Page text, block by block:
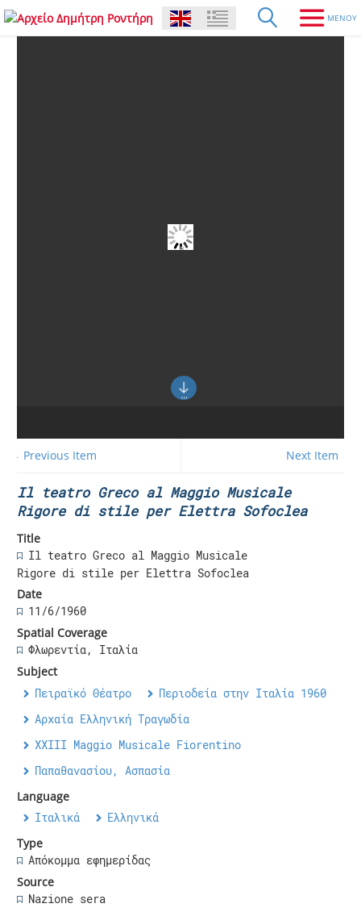
← Previous Item Next Item →
Il teatro Greco al Maggio Musicale
Rigore di stile per Elettra Sofoclea
Title
Il teatro Greco al Maggio Musicale
Rigore di stile per Elettra Sofoclea
Date
11/6/1960
Spatial Coverage
Φλωρεντία, Ιταλία
Subject
Πειραϊκό Θέατρο
Περιοδεία στην Ιταλία 1960
Αρχαία Ελληνική Τραγωδία
ΧΧΙΙΙ Maggio Musicale Fiorentino
Παπαθανασίου, Ασπασία
Language
Ιταλικά
Ελληνικά
Type
Απόκομμα εφημερίδας
Source
Nazione sera